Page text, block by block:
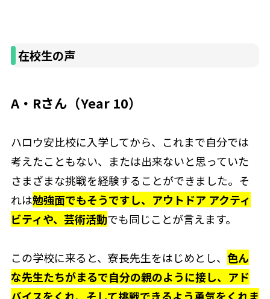
在校生の声
A・Rさん（Year 10）
ハロウ安比校に入学してから、これまで自分では
考えたこともない、または出来ないと思っていた
さまざまな挑戦を経験することができました。そ
れは勉強面でもそうですし、アウトドア アクティ
ビティや、芸術活動でも同じことが言えます。
この学校に来ると、寮長先生をはじめとし、 色ん
な先生たちがまるで自分の親のように接し、アド